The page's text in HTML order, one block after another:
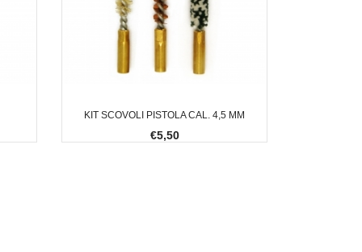
KIT SCOVOLI PISTOLA CAL. 4,5 MM
€5,50